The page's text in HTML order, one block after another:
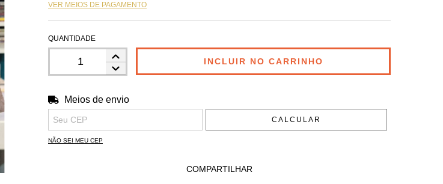
VER MEIOS DE PAGAMENTO
QUANTIDADE
Entregas para o CEP:
Meios de envio
CALCULAR
NÃO SEI MEU CEP
COMPARTILHAR